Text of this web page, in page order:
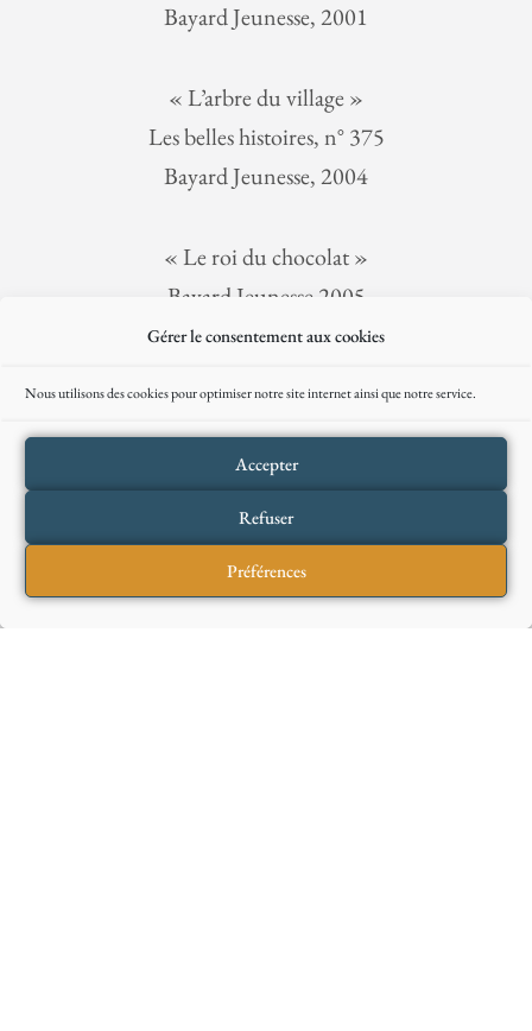
Gérer le consentement aux cookies
Nous utilisons des cookies pour optimiser notre site internet ainsi que notre service.
Accepter
Refuser
Préférences
Bayard Jeunesse, 2001
« L’arbre du village »
Les belles histoires, n° 375
Bayard Jeunesse, 2004
« Le roi du chocolat »
Bayard Jeunesse 2005